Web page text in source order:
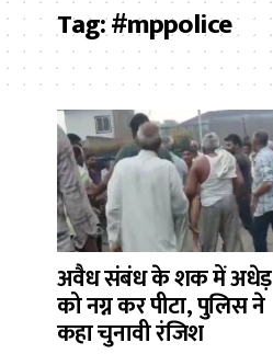
Tag:#mppolice
अवैध संबंध के शक में अधेड़
को नग्न कर पीटा, पुलिस ने
कहा चुनावी रंजिश